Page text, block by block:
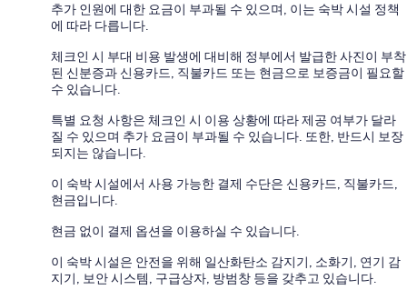
추가 인원에 대한 요금이 부과될 수 있으며, 이는 숙박 시설 정책
에 따라 다릅니다.
체크인 시 부대 비용 발생에 대비해 정부에서 발급한 사진이 부착
된 신분증과 신용카드, 직불카드 또는 현금으로 보증금이 필요할
수 있습니다.
특별 요청 사항은 체크인 시 이용 상황에 따라 제공 여부가 달라
질 수 있으며 추가 요금이 부과될 수 있습니다. 또한, 반드시 보장
되지는 않습니다.
이 숙박 시설에서 사용 가능한 결제 수단은 신용카드, 직불카드,
현금입니다.
현금 없이 결제 옵션을 이용하실 수 있습니다.
이 숙박 시설은 안전을 위해 일산화탄소 감지기, 소화기, 연기 감
지기, 보안 시스템, 구급상자, 방범창 등을 갖추고 있습니다.